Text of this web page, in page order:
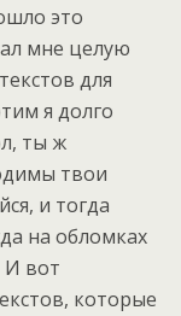
это
мне целую
для
я долго
ты ж
твои
и тогда
на обломках
И вот
которые